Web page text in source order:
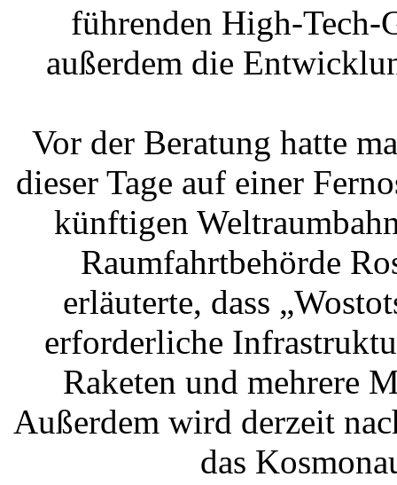
führenden High-Tech-
außerdem die
Vor der Beratung hatte
dieser Tage auf einer
künftigen
Raumfahrtbehörde
erläuterte, dass
erforderliche
Raketen und mehrere
Außerdem wird derzeit
das